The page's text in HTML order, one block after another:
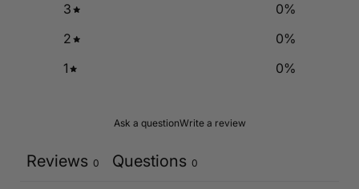
3
0%
2
0%
1
0%
Ask a questionWrite a review
Reviews 0 Questions 0